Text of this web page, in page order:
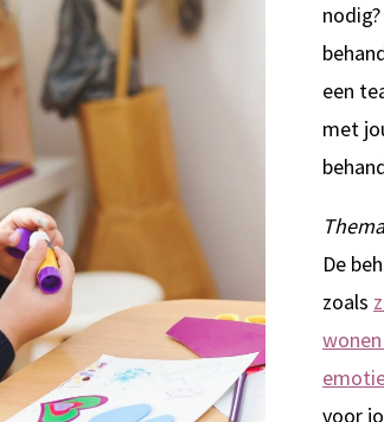
een
met
De
zoals
voor